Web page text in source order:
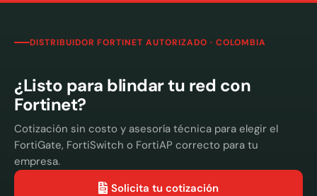
DISTRIBUIDOR FORTINET AUTORIZADO · COLOMBIA
¿Listo para blindar tu red con
Fortinet?
Cotización sin costo y asesoría técnica para elegir el
FortiGate, FortiSwitch o FortiAP correcto para tu
empresa.
Solicita tu cotización